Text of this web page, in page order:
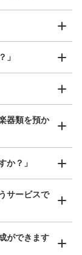
内コイン
」
器類を預か
か？」
サービスで
ができます